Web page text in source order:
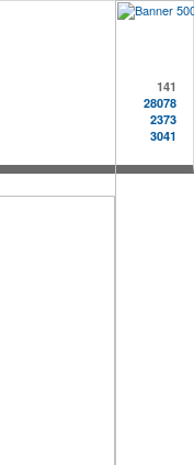
141
28078
2373
3041